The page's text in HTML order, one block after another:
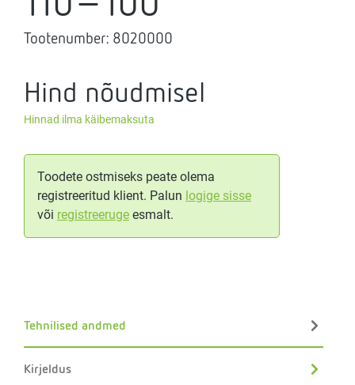
Tootenumber: 8020000
Hind nõudmisel
Hinnad ilma käibemaksuta
Toodete ostmiseks peate olema
registreeritud klient. Palun logige sisse
või registreeruge esmalt.
Tehnilised andmed
Kirjeldus